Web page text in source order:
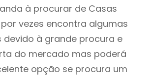
à procurar de Casas
vezes encontra algumas
devido à grande procura e
do mercado mas poderá
opção se procura um